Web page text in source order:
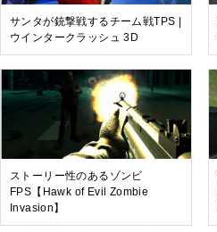
サンタが銃撃戦するチーム戦TPS |
ウインタークラッシュ 3D
ストーリー性のあるゾンビ
FPS【Hawk of Evil Zombie
Invasion】